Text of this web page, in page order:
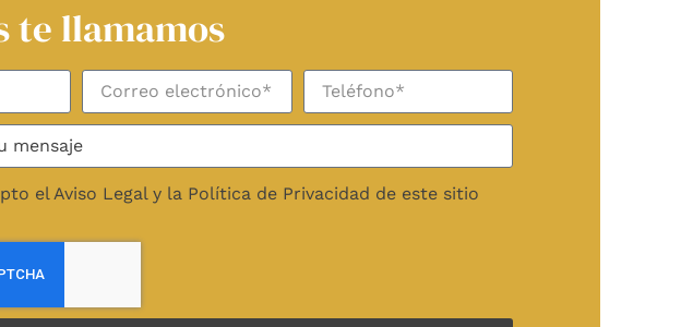
te llamamos
el Aviso Legal y la Política de Privacidad de este sitio